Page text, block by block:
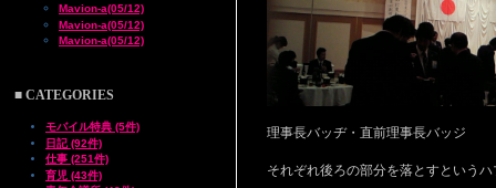
Mavion-a(05/12)
Mavion-a(05/12)
Mavion-a(05/12)
■ CATEGORIES
モバイル特典 (5件)
日記 (92件)
仕事 (251件)
育児 (43件)
理事長バッヂ・直前理事長バッジ
それぞれ後ろの部分を落とすという